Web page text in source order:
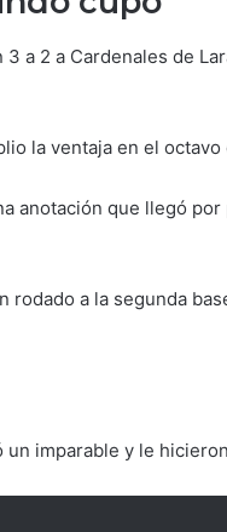
a 2 a Cardenales de
la ventaja en el
anotación que llegó
rodado a la segunda
imparable y le